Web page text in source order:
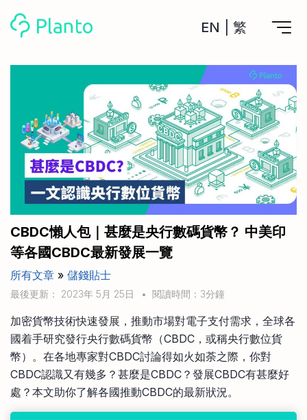
EN 繁
計劃買樓
計劃買樓第一步
全功能記賬
管理及分析所有戶口
管理MPF戶口
一次過管理所有強積金戶口
申請清卡數/私人貸款
CreFIT x Planto推廣優惠
工具
私人貸款
年利率/APR/年息比較
投資戶口 (美股)
比較最抵美股投資戶口
投資戶口 (港股)
比較最抵港股投資戶口
投資加密貨幣
比較最抵Crypto交易所
月供股票計劃
比較最抵月供計劃戶口
比較定存利率
信用卡
比較各種最優惠信用卡
關於我們
Academy
Marketplace
其他網站
手機App與理財資訊
商業解決方案
CBDC懶人包｜甚麼是央行數碼貨幣？ 中美印
等各國CBDC最新發展一覽
所有文章 » 儲錢貼士
最後更新： 2023年 5月 25日 • 閱讀時間：3分鐘
加密貨幣技術快速發展，推動市場對電子支付需求，全球各
國着手研究發行央行數碼貨幣（CBDC，或稱央行數位貨
幣）。在各地專家對CBDC討論得如火如荼之際，你對
CBDC認識又有幾多？甚麼是CBDC？發展CBDC有甚麼好
處？本文助你了解各國推動CBDC的最新狀況。